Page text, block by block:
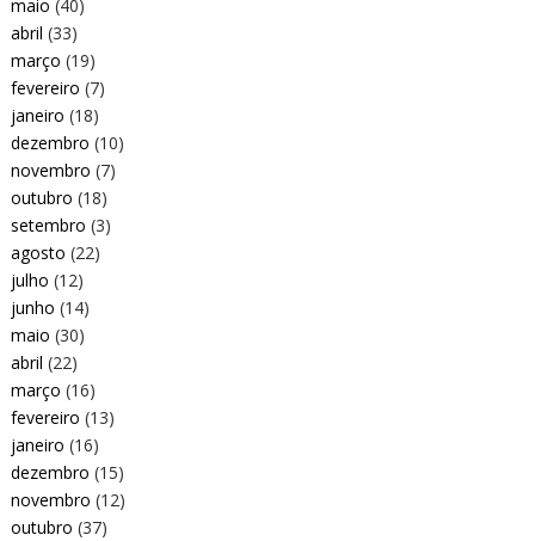
maio (40)
abril (33)
março (19)
fevereiro (7)
janeiro (18)
dezembro (10)
novembro (7)
outubro (18)
setembro (3)
agosto (22)
julho (12)
junho (14)
maio (30)
abril (22)
março (16)
fevereiro (13)
janeiro (16)
dezembro (15)
novembro (12)
outubro (37)